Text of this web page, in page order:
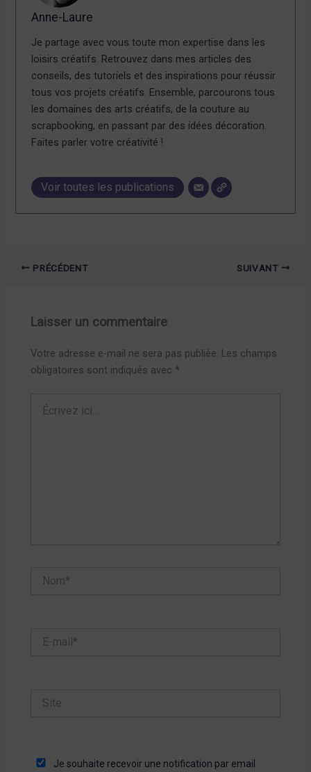
Anne-Laure
Je partage avec vous toute mon expertise dans les
loisirs créatifs. Retrouvez dans mes articles des
conseils, des tutoriels et des inspirations pour réussir
tous vos projets créatifs. Ensemble, parcourons tous
les domaines des arts créatifs, de la couture au
scrapbooking, en passant par des idées décoration.
Faites parler votre créativité !
Voir toutes les publications
PRÉCÉDENT SUIVANT
Laisser un commentaire
Votre adresse e-mail ne sera pas publiée. Les champs
obligatoires sont indiqués avec *
ici…
mail*
Je souhaite recevoir une notification par email